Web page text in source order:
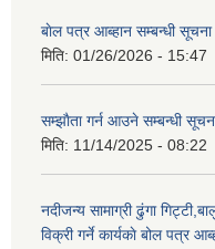
बाेल पत्र आब्हान सम्बन्धी
मिति: 01/26/2026 - 15:47
सम्झाैता गर्न आउने सम्बन्धी
मिति: 11/14/2025 - 08:22
नदीजन्य सामाग्री ढुंगा
विक्री गर्ने कार्यकाे बोल पत्र